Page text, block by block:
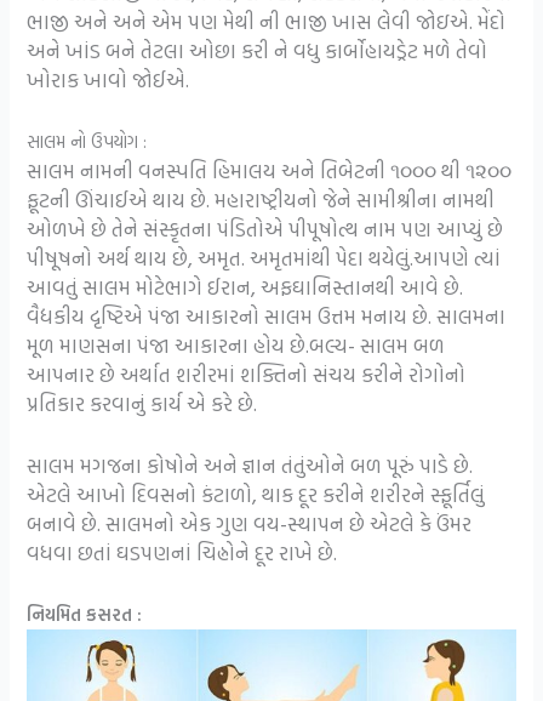
ભાજી અને અને એમ પણ મેથી ની ભાજી ખાસ લેવી જોઇએ. મેંદો
અને ખાંડ બને તેટલા ઓછા કરી ને વધુ કાર્બોહાયડ્રેટ મળે તેવો
ખોરાક ખાવો જોઈએ.
સાલમ નો ઉપયોગ :
સાલમ નામની વનસ્પતિ હિમાલય અને તિબેટની ૧૦૦૦ થી ૧૨૦૦
ફૂટની ઊંચાઈએ થાય છે. મહારાષ્ટ્રીયનો જેને સામીશ્રીના નામથી
ઓળખે છે તેને સંસ્કૃતના પંડિતોએ પીપૂષોત્થ નામ પણ આપ્યું છે
પીષૂષનો અર્થ થાય છે, અમૃત. અમૃતમાંથી પેદા થયેલું.આપણે ત્યાં
આવતું સાલમ મોટેભાગે ઈરાન, અફઘાનિસ્તાનથી આવે છે.
વૈદ્યકીય દૃષ્ટિએ પંજા આકારનો સાલમ ઉત્તમ મનાય છે. સાલમના
મૂળ માણસના પંજા આકારના હોય છે.બલ્ય- સાલમ બળ
આપનાર છે અર્થાત શરીરમાં શક્તિનો સંચય કરીને રોગોનો
પ્રતિકાર કરવાનું કાર્ય એ કરે છે.
સાલમ મગજના કોષોને અને જ્ઞાન તંતુંઓને બળ પૂરું પાડે છે.
એટલે આખો દિવસનો કંટાળો, થાક દૂર કરીને શરીરને સ્ફૂર્તિલું
બનાવે છે. સાલમનો એક ગુણ વય-સ્થાપન છે એટલે કે ઉંમર
વધવા છતાં ઘડપણનાં ચિહ્નોને દૂર રાખે છે.
નિયમિત કસરત :